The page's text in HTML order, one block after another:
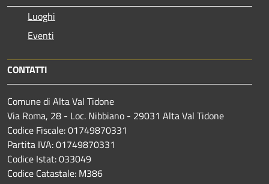
Luoghi
Eventi
CONTATTI
Comune di Alta Val Tidone
Via Roma, 28 - Loc. Nibbiano - 29031 Alta Val Tidone
Codice Fiscale: 01749870331
Partita IVA: 01749870331
Codice Istat: 033049
Codice Catastale: M386